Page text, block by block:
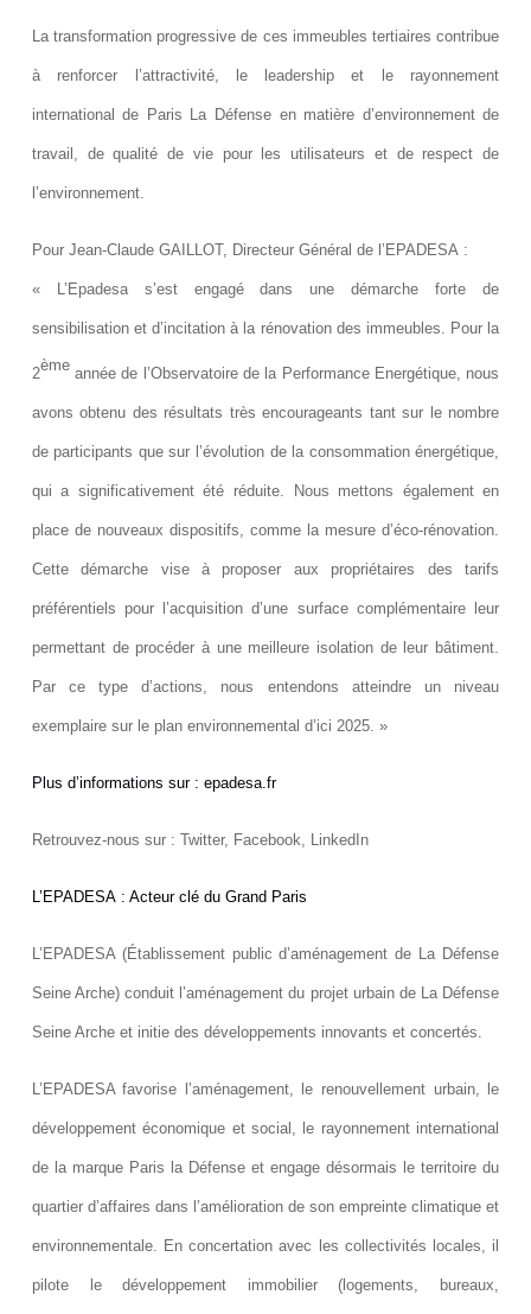
La transformation progressive de ces immeubles tertiaires contribue
à renforcer l’attractivité, le leadership et le rayonnement
international de Paris La Défense en matière d’environnement de
travail, de qualité de vie pour les utilisateurs et de respect de
l’environnement.
Pour Jean-Claude GAILLOT, Directeur Général de l’EPADESA :
« L’Epadesa s’est engagé dans une démarche forte de
sensibilisation et d’incitation à la rénovation des immeubles. Pour la
2èmeannée de l’Observatoire de la Performance Energétique, nous
avons obtenu des résultats très encourageants tant sur le nombre
de participants que sur l’évolution de la consommation énergétique,
qui a significativement été réduite. Nous mettons également en
place de nouveaux dispositifs, comme la mesure d’éco-rénovation.
Cette démarche vise à proposer aux propriétaires des tarifs
préférentiels pour l’acquisition d’une surface complémentaire leur
permettant de procéder à une meilleure isolation de leur bâtiment.
Par ce type d’actions, nous entendons atteindre un niveau
exemplaire sur le plan environnemental d’ici 2025. »
Plus d’informations sur : epadesa.fr
Retrouvez-nous sur : Twitter, Facebook, LinkedIn
L’EPADESA : Acteur clé du Grand Paris
L’EPADESA (Établissement public d’aménagement de La Défense
Seine Arche) conduit l’aménagement du projet urbain de La Défense
Seine Arche et initie des développements innovants et concertés.
L’EPADESA favorise l’aménagement, le renouvellement urbain, le
développement économique et social, le rayonnement international
de la marque Paris la Défense et engage désormais le territoire du
quartier d’affaires dans l’amélioration de son empreinte climatique et
environnementale. En concertation avec les collectivités locales, il
pilote le développement immobilier (logements, bureaux,